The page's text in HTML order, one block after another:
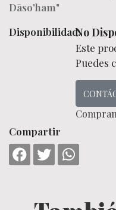
Dāso'ham"
Disponibilidad:No
Este
Puedes
Compartir